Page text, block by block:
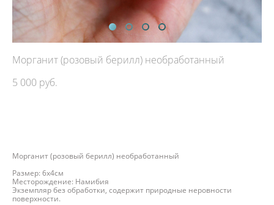
Морганит (розовый берилл) необработанный
5 000 pуб.
Морганит (розовый берилл) необработанный
Размер: 6х4см
Месторождение: Намибия
Экземпляр без обработки, содержит природные неровности
поверхности.